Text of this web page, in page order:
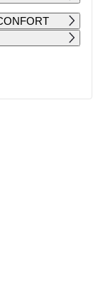
5 6
12 13
2 429 2 429